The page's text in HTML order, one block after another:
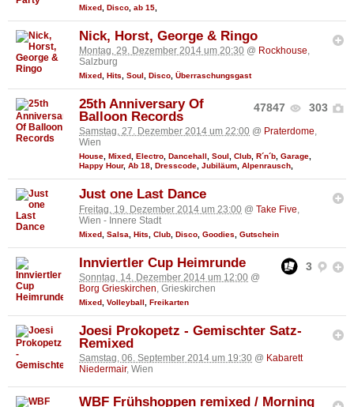
Mixed Disco ab 15
Nick, Horst, George & Ringo
Montag, 29. Dezember 2014 um 20:30 @ Rockhouse,
Salzburg
Mixed Hits Soul Disco Überraschungsgast
47847 303
25th Anniversary Of
Balloon Records
Samstag, 27. Dezember 2014 um 22:00 @ Praterdome,
Wien
House, Mixed, Electro, Dancehall, Soul, Club, R´n´b, Garage,
Happy Hour, Ab 18, Dresscode, Jubiläum, Alpenrausch,
Just one Last Dance
Freitag, 19. Dezember 2014 um 23:00 @ Take Five
Wien - Innere Stadt
Mixed Salsa Hits Club Disco Goodies Gutschein
3
Innviertler Cup Heimrunde
Sonntag, 14. Dezember 2014 um 12:00 @
Borg Grieskirchen, Grieskirchen
Mixed Volleyball Freikarten
Joesi Prokopetz - Gemischter Satz-
Remixed
Samstag, 06. September 2014 um 19:30 @ Kabarett
Niedermair, Wien
WBF Frühshoppen remixed / Morning